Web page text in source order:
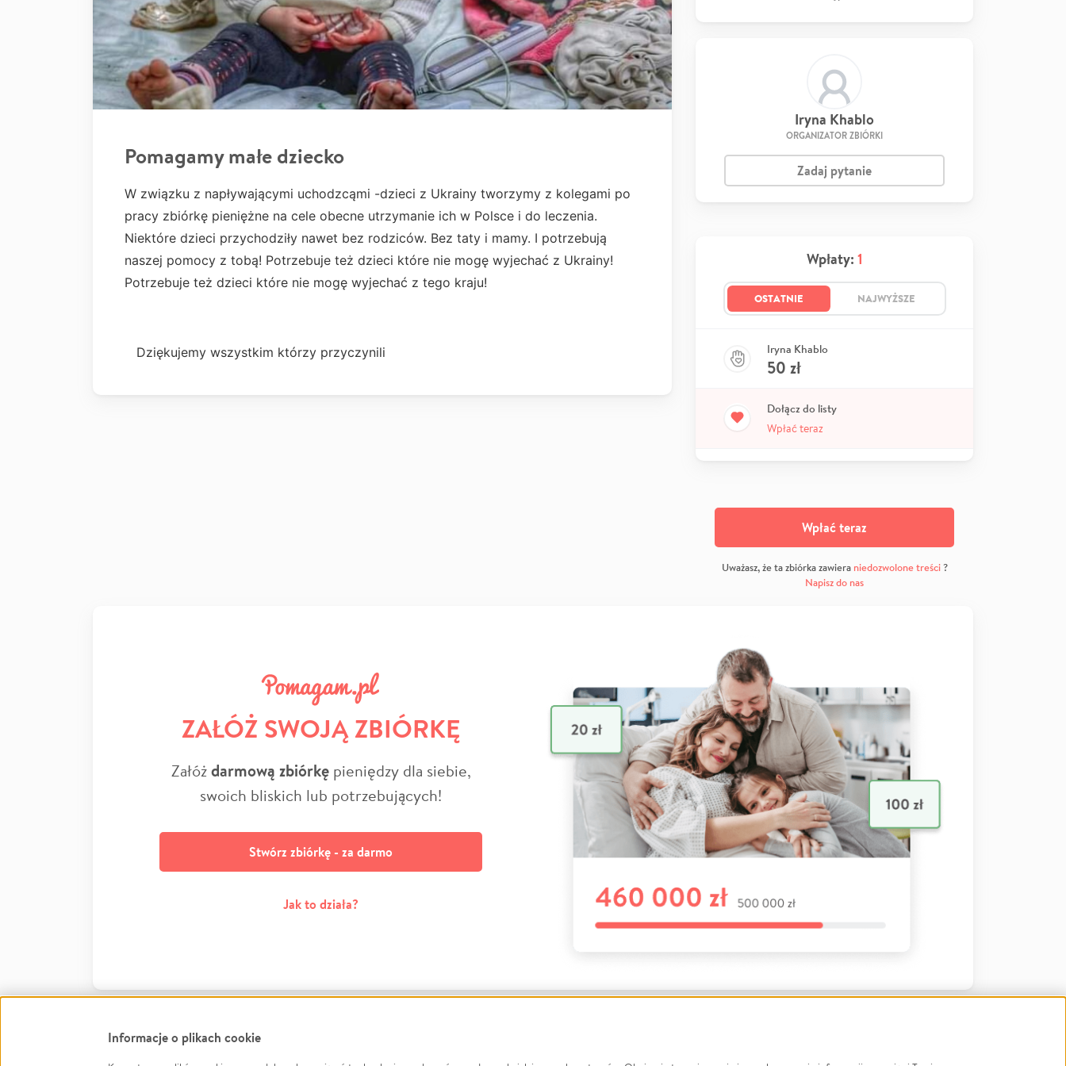
Pomagamy małe dziecko
W związku z napływającymi uchodzcąmi -dzieci z Ukrainy tworzymy z kolegami po
pracy zbiórkę pieniężne na cele obecne utrzymanie ich w Polsce i do leczenia.
Niektóre dzieci przychodziły nawet bez rodziców. Bez taty i mamy. I potrzebują
naszej pomocy z tobą! Potrzebuje też dzieci które nie mogę wyjechać z Ukrainy!
Potrzebuje też dzieci które nie mogę wyjechać z tego kraju!
Dziękujemy wszystkim którzy przyczynili
Iryna Khablo
ORGANIZATOR ZBIÓRKI
Zadaj pytanie
Wpłaty: 1
OSTATNIE NAJWYŻSZE
Iryna Khablo
50 zł
Dołącz do listy
Wpłać teraz
Wpłać teraz
Uważasz, że ta zbiórka zawiera niedozwolone treści?
Napisz do nas
ZAŁÓŻ SWOJĄ ZBIÓRKĘ
Załóżdarmową zbiórkępieniędzy dla siebie,
swoich bliskich lub potrzebujących!
Stwórz zbiórkę - za darmo
Jak to działa?
Informacje o plikach cookie